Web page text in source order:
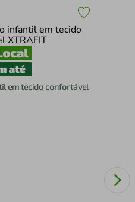
em tecido confortável